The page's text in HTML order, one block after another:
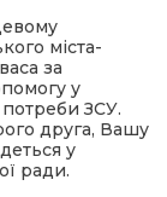
міста-
за
у
потреби ЗСУ.
друга, Вашу
у
ради.